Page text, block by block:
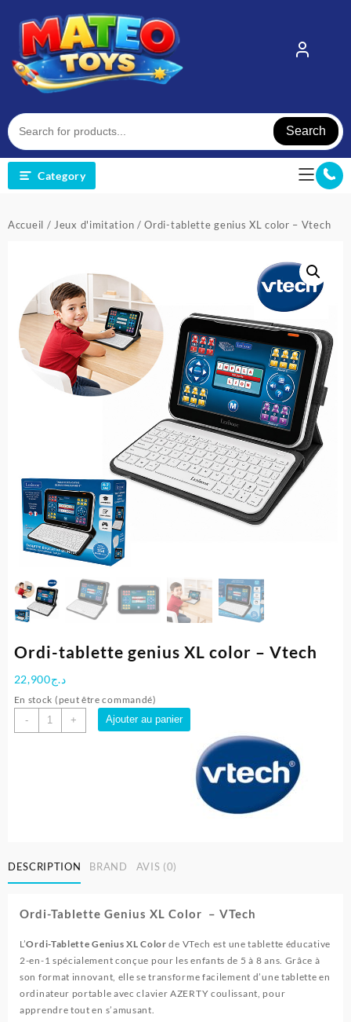
content
Search
Category
Accueil /Jeux d'imitation / Ordi-tablette genius XL color – Vtech
Ordi-tablette genius XL color – Vtech
د.ج22,900
En stock (peut être commandé)
-
quantité
de
+ Ajouter au panier
DESCRIPTION BRAND AVIS (0)
Ordi-Tablette Genius XL Color – VTech
L’Ordi-Tablette Genius XL Color de VTech est une tablette éducative
2-en-1 spécialement conçue pour les enfants de 5 à 8 ans. Grâce à
son format innovant, elle se transforme facilement d’une tablette en
ordinateur portable avec clavier AZERTY coulissant, pour
apprendre tout en s’amusant.